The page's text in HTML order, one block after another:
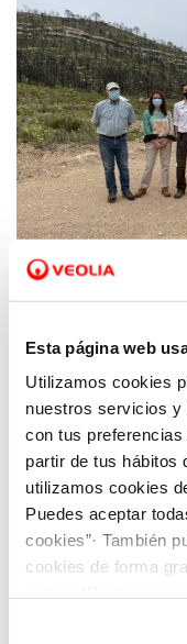
Esta página web
Utilizamos cookies
nuestros servicios y
con tus
partir de tus hábitos
utilizamos cookies
Puedes aceptar
cookies”· También
cookies de forma
04 JUN 2021
presentan un
recuperar más
forestal